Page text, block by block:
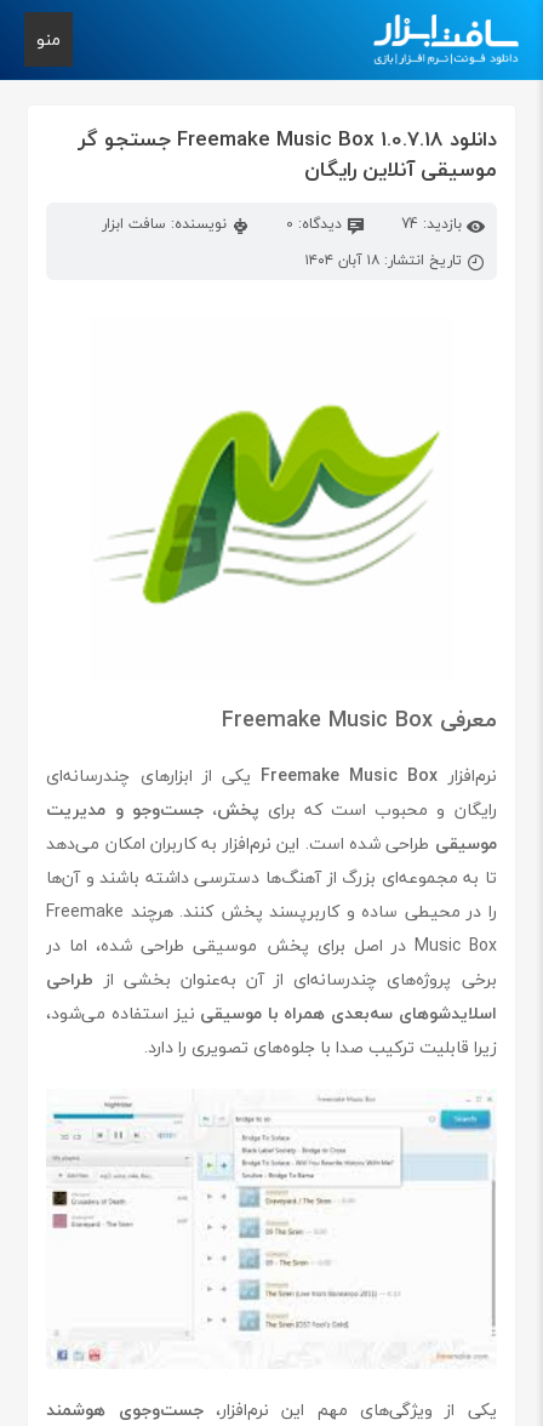
منو
دانلود Freemake Music Box 1.0.7.18 جستجو گر
موسیقی آنلاین رایگان
بازدید: 74 دیدگاه: 0
نویسنده: سافت ابزار
تاریخ انتشار: ۱۸ آبان ۱۴۰۴
معرفی Freemake Music Box
نرم‌افزار Freemake Music Box یکی از ابزارهای چندرسانه‌ای
رایگان و محبوب است که برای پخش، جست‌وجو و مدیریت
موسیقی طراحی شده است. این نرم‌افزار به کاربران امکان می‌دهد
تا به مجموعه‌ای بزرگ از آهنگ‌ها دسترسی داشته باشند و آن‌ها
را در محیطی ساده و کاربرپسند پخش کنند. هرچند Freemake
Music Box در اصل برای پخش موسیقی طراحی شده، اما در
برخی پروژه‌های چندرسانه‌ای از آن به‌عنوان بخشی از طراحی
اسلایدشوهای سه‌بعدی همراه با موسیقی نیز استفاده می‌شود،
زیرا قابلیت ترکیب صدا با جلوه‌های تصویری را دارد.
یکی از ویژگی‌های مهم این نرم‌افزار،جست‌وجوی هوشمند